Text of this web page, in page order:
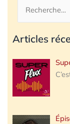
Rechercher :
Articles